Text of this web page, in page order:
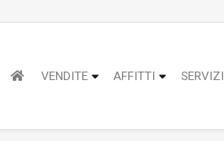
VENDITE AFFITTI SERVIZI